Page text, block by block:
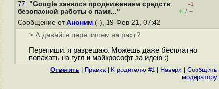
77. "Google занялся продвижением средств
безопасной работы с памя..."
–1
+ / –
Сообщение от Аноним (-), 19-Фев-21, 07:42
> А давайте перепишем на раст?
Перепиши, я разрешаю. Можешь даже бесплатно
попахать на гугл и майкрософт за идею :)
Ответить Правка| К родителю #1 Наверх
Cообщить
модератору